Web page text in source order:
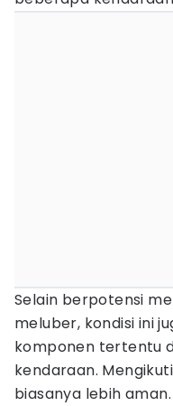
Selain berpotensi
meluber, kondisi ini
komponen tertentu
kendaraan.
biasanya lebih aman.